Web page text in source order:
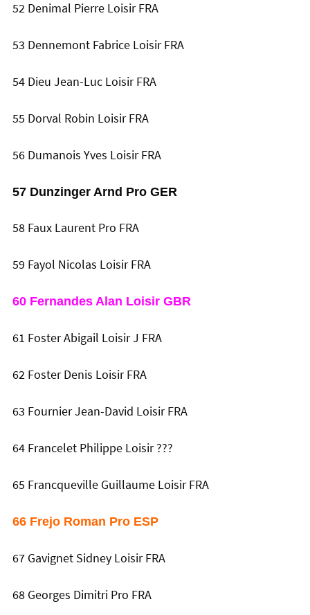
52 Denimal Pierre Loisir FRA
53 Dennemont Fabrice Loisir FRA
54 Dieu Jean-Luc Loisir FRA
55 Dorval Robin Loisir FRA
56 Dumanois Yves Loisir FRA
57 Dunzinger Arnd Pro GER
58 Faux Laurent Pro FRA
59 Fayol Nicolas Loisir FRA
60 Fernandes Alan Loisir GBR
61 Foster Abigail Loisir J FRA
62 Foster Denis Loisir FRA
63 Fournier Jean-David Loisir FRA
64 Francelet Philippe Loisir ???
65 Francqueville Guillaume Loisir FRA
66 Frejo Roman Pro ESP
67 Gavignet Sidney Loisir FRA
68 Georges Dimitri Pro FRA